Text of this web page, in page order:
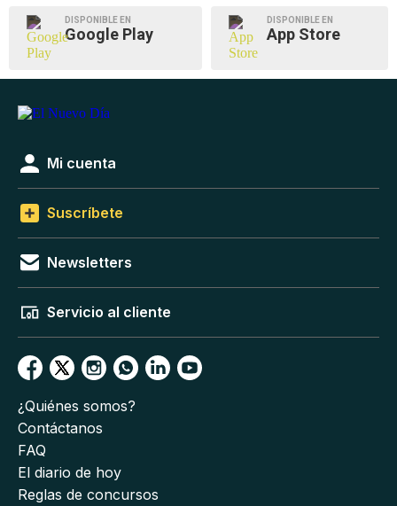
DISPONIBLE EN
Google Play
DISPONIBLE EN
App Store
Mi cuenta
Suscríbete
Newsletters
Servicio al cliente
¿Quiénes somos?
Contáctanos
FAQ
El diario de hoy
Reglas de concursos